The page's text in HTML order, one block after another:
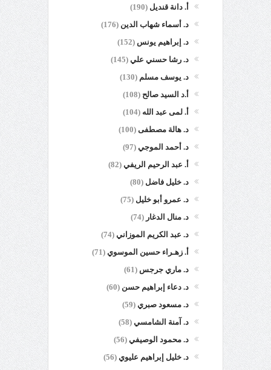
أ. دانة قنديل (190)
د. أسماء شهاب الدين (176)
د. إبراهيم يونس (152)
د. رشا حسني علي (145)
د. يوسف مسلم (130)
أ.د السيد صالح (108)
أ. لمى عبد الله (104)
د. هالة مصطفى (100)
د. أحمد الموجي (97)
أ. عبد الرحيم الريفي (82)
د. خليل فاضل (80)
د. عمرو أبو خليل (75)
د. منال الدغار (74)
د. عبد الكريم الموزاني (74)
أ. زهـراء حسين الموسوي (71)
د. ماري جرجس (61)
د. دعاء إبراهيم حسن (60)
د. مسعود صبري (59)
د. آمنة الشامسي (58)
د. محمود الوصيفي (56)
د. خليل إبراهيم عليوي (56)